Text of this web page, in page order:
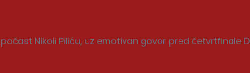
Nikoli Piliću, uz emotivan govor pred četvrtfinale